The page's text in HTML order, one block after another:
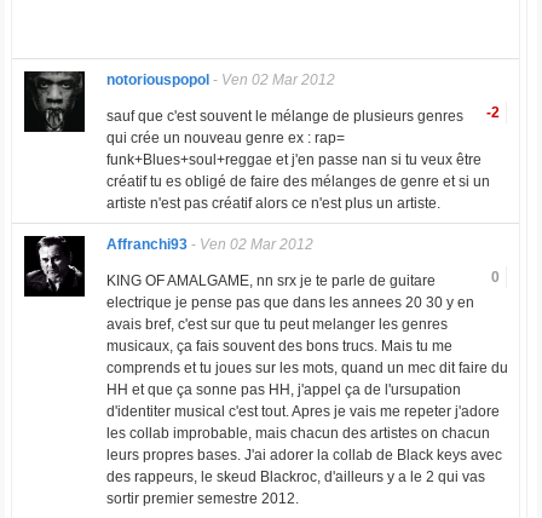
notoriouspopol - Ven 02 Mar 2012
-2
sauf que c'est souvent le mélange de plusieurs genres
qui crée un nouveau genre ex : rap=
funk+Blues+soul+reggae et j'en passe nan si tu veux être
créatif tu es obligé de faire des mélanges de genre et si un
artiste n'est pas créatif alors ce n'est plus un artiste.
Affranchi93- Ven 02 Mar 2012
0
KING OF AMALGAME, nn srx je te parle de guitare
electrique je pense pas que dans les annees 20 30 y en
avais bref, c'est sur que tu peut melanger les genres
musicaux, ça fais souvent des bons trucs. Mais tu me
comprends et tu joues sur les mots, quand un mec dit faire du
HH et que ça sonne pas HH, j'appel ça de l'ursupation
d'identiter musical c'est tout. Apres je vais me repeter j'adore
les collab improbable, mais chacun des artistes on chacun
leurs propres bases. J'ai adorer la collab de Black keys avec
des rappeurs, le skeud Blackroc, d'ailleurs y a le 2 qui vas
sortir premier semestre 2012.